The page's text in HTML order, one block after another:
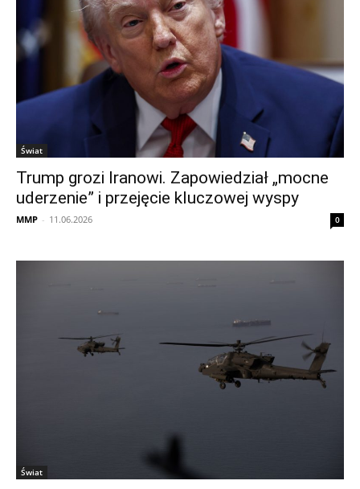
Świat
Trump grozi Iranowi. Zapowiedział „mocne
uderzenie” i przejęcie kluczowej wyspy
MMP - 11.06.2026 0
Świat